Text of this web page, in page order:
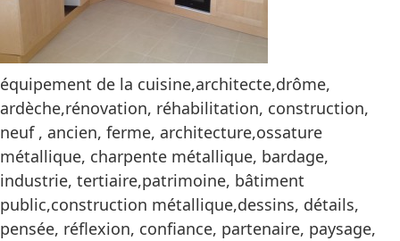
équipement de la cuisine,architecte,drôme,
ardèche,rénovation, réhabilitation, construction,
neuf , ancien, ferme, architecture,ossature
métallique, charpente métallique, bardage,
industrie, tertiaire,patrimoine, bâtiment
public,construction métallique,dessins, détails,
pensée, réflexion, confiance, partenaire, paysage,